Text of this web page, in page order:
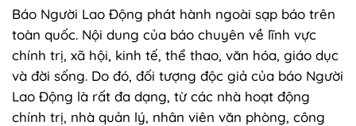
Báo Người Lao Động phát hành ngoài sạp báo trên
toàn quốc. Nội dung của báo chuyên về lĩnh vực
chính trị, xã hội, kinh tế, thể thao, văn hóa, giáo dục
và đời sống. Do đó, đối tượng độc giả của báo Người
Lao Động là rất đa dạng, từ các nhà hoạt động
chính trị, nhà quản lý, nhân viên văn phòng, công